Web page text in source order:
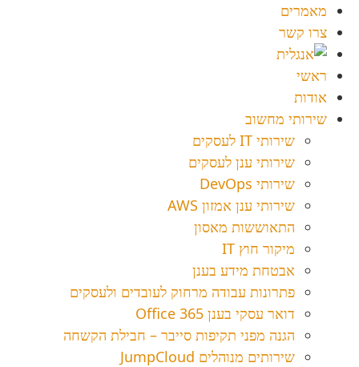
מאמרים
צרו קשר
ראשי
אודות
שירותי מחשוב
שירותי IT לעסקים
שירותי ענן לעסקים
שירותי DevOps
שירותי ענן אמזון AWS
התאוששות מאסון
מיקור חוץ IT
אבטחת מידע בענן
פתרונות עבודה מרחוק לעובדים ולעסקים
דואר עסקי בענן Office 365
הגנה מפני תקיפות סייבר – חבילת הקשחה
שירותים מנוהלים JumpCloud